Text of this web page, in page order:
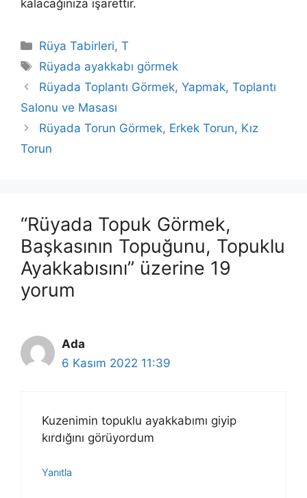
kalacağınıza işarettir.
Kategoriler
Rüya Tabirleri,T
Etiketler
Rüyada ayakkabı görmek
Rüyada Toplantı Görmek, Yapmak, Toplantı
Salonu ve Masası
Rüyada Torun Görmek, Erkek Torun, Kız
Torun
“Rüyada Topuk Görmek,
Başkasının Topuğunu, Topuklu
Ayakkabısını” üzerine 19
yorum
Ada
6 Kasım 2022 11:39
Kuzenimin topuklu ayakkabımı giyip
kırdığını görüyordum
Yanıtla